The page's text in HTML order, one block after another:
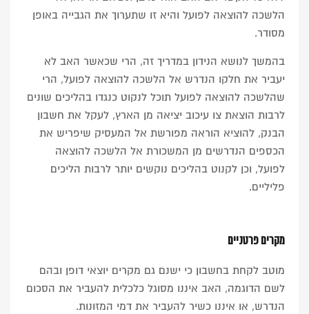
הלשכה להוצאה לפועל והיא זו שתערוך את הגבייה באופן
מסודר.
בהמשך לנושא הנידון במדריך זה, הרי שכאשר האב לא
יעביר את חלקו הנדרש אל הלשכה להוצאה לפועל, הרי
שהלשכה להוצאה לפועל תוכל לנקוט כנגדו בהליכים שונים
לרבות הוצאת צו עיכוב יציאה מן הארץ, לעקל את חשבון
הבנק, להוציא הוראה מפורשת אל המעסיק שיפריש את
הכספים הנדרשים מן המשכורת אל הלשכה להוצאה
לפועל, וכן לקנוט בהליכים נוקשים יותר לרבות הליכים
פליליים.
מקרים פרטניים
מוטב לקחת בחשבון כי ישנם גם מקרים יוצאי דופן ובהם
לשם הדוגמה, האב איננו מסוגל כלכלית להעביר את הסכום
הנדרש, או איננו כשיר להעביר את דמי המזונות.